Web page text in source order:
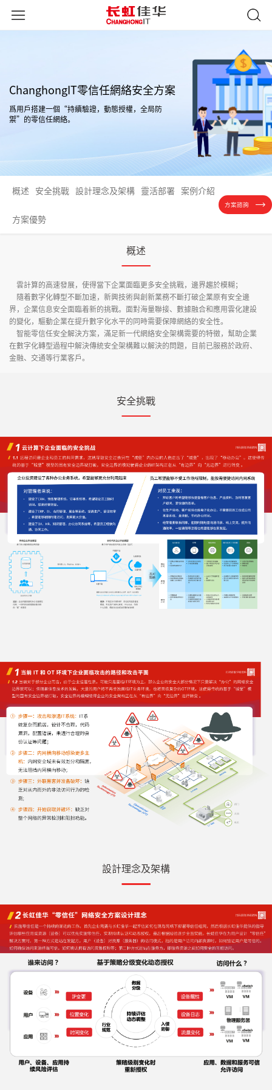
ChanghongIT零信任網絡安全方案
爲用戶搭建一個“持續驗證，動態授權，全局防
禦”的零信任網絡。
概述 安全挑戰 設計理念及架構 靈活部署 案例介紹
方案優勢
方案諮詢
概述
雲計算的高速發展，使得當下企業面臨更多安全挑戰，邊界趨於模糊；
隨着數字化轉型不斷加速，新興技術與創新業務不斷打破企業原有安全邊
界，企業信息安全面臨着新的挑戰。面對海量聯接、數據融合和應用雲化建設
的變化，驅動企業在提升數字化水平的同時需要保障網絡的安全性。
智能零信任安全解決方案，滿足新一代網絡安全架構需要的特徵，幫助企業
在數字化轉型過程中解決傳統安全架構難以解決的問題，目前已服務於政府、
金融、交通等行業客戶。
安全挑戰
設計理念及架構